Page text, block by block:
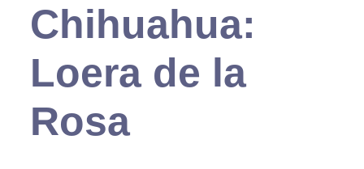
Chihuahua:
Loera de la
Rosa